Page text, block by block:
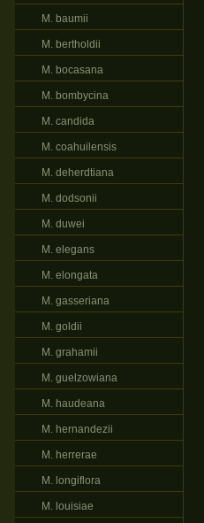
M. baumii
M. bertholdii
M. bocasana
M. bombycina
M. candida
M. coahuilensis
M. deherdtiana
M. dodsonii
M. duwei
M. elegans
M. elongata
M. gasseriana
M. goldii
M. grahamii
M. guelzowiana
M. haudeana
M. hernandezii
M. herrerae
M. longiflora
M. louisiae